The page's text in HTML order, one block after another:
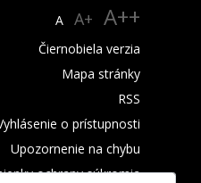
A A+ A++
Čiernobiela verzia
Mapa stránky
RSS
o prístupnosti
Upozornenie na chybu
ochrany súkromia